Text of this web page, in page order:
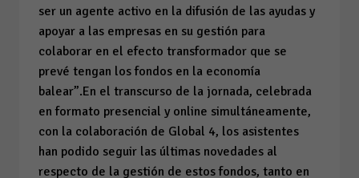
ser un agente activo en la difusión de las ayudas y
apoyar a las empresas en su gestión para
colaborar en el efecto transformador que se
prevé tengan los fondos en la economía
balear”.En el transcurso de la jornada, celebrada
en formato presencial y online simultáneamente,
con la colaboración de Global 4, los asistentes
han podido seguir las últimas novedades al
respecto de la gestión de estos fondos, tanto en